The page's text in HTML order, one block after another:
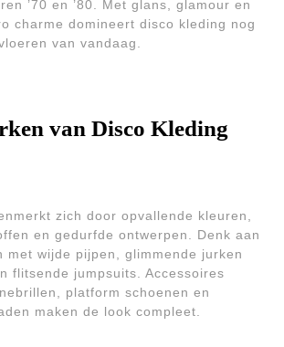
’70 en ’80. Met glans, glamour en
charme domineert disco kleding nog
van vandaag.
van Disco Kleding
zich door opvallende kleuren,
en gedurfde ontwerpen. Denk aan
met wijde pijpen, glimmende jurken
flitsende jumpsuits. Accessoires
platform schoenen en
maken de look compleet.